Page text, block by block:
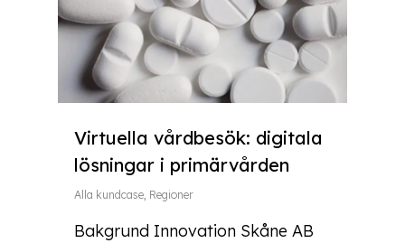
Virtuella vårdbesök: digitala
lösningar i primärvården
Alla kundcase, Regioner
Bakgrund Innovation Skåne AB